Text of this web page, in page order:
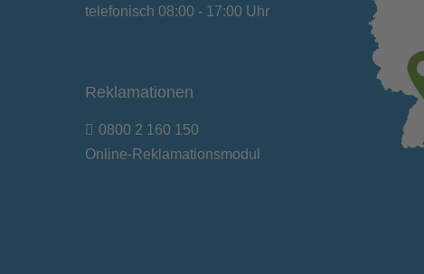
telefonisch 08:00 - 17:00 Uhr
Reklamationen
0800 2 160 150
Online-Reklamationsmodul